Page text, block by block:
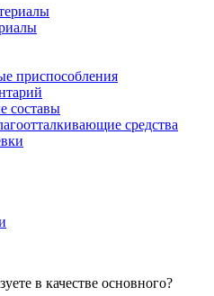
приспособления
составы
средства
в качестве основного?